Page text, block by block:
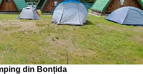
din Bonțida